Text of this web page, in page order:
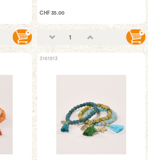
CHF 35.00
3161913